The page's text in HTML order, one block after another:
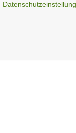
Datenschutzeinstellung